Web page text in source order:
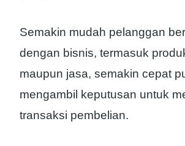
Semakin mudah pelanggan
dengan bisnis, termasuk
maupun jasa, semakin cepat
mengambil keputusan untuk
transaksi pembelian.